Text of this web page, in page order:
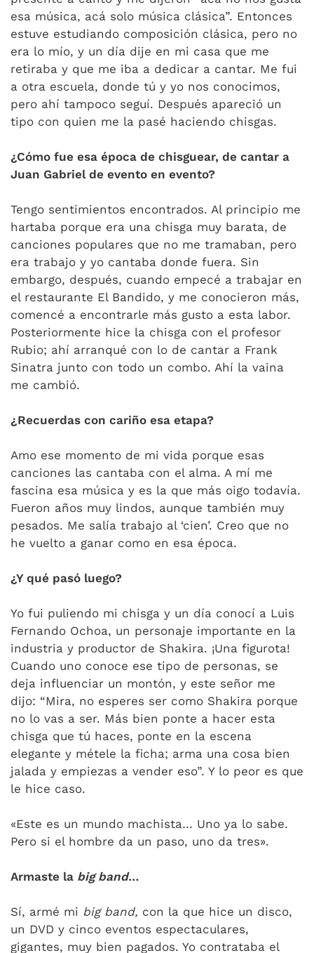
esa música, acá solo música clásica”. Entonces
estuve estudiando composición clásica, pero no
era lo mío, y un día dije en mi casa que me
retiraba y que me iba a dedicar a cantar. Me fui
a otra escuela, donde tú y yo nos conocimos,
pero ahí tampoco seguí. Después apareció un
tipo con quien me la pasé haciendo chisgas.
¿Cómo fue esa época de chisguear, de cantar a
Juan Gabriel de evento en evento?
Tengo sentimientos encontrados. Al principio me
hartaba porque era una chisga muy barata, de
canciones populares que no me tramaban, pero
era trabajo y yo cantaba donde fuera. Sin
embargo, después, cuando empecé a trabajar en
el restaurante El Bandido, y me conocieron más,
comencé a encontrarle más gusto a esta labor.
Posteriormente hice la chisga con el profesor
Rubio; ahí arranqué con lo de cantar a Frank
Sinatra junto con todo un combo. Ahí la vaina
me cambió.
¿Recuerdas con cariño esa etapa?
Amo ese momento de mi vida porque esas
canciones las cantaba con el alma. A mí me
fascina esa música y es la que más oigo todavía.
Fueron años muy lindos, aunque también muy
pesados. Me salía trabajo al ‘cien’. Creo que no
he vuelto a ganar como en esa época.
¿Y qué pasó luego?
Yo fui puliendo mi chisga y un día conocí a Luis
Fernando Ochoa, un personaje importante en la
industria y productor de Shakira. ¡Una figurota!
Cuando uno conoce ese tipo de personas, se
deja influenciar un montón, y este señor me
dijo: “Mira, no esperes ser como Shakira porque
no lo vas a ser. Más bien ponte a hacer esta
chisga que tú haces, ponte en la escena
elegante y métele la ficha; arma una cosa bien
jalada y empiezas a vender eso”. Y lo peor es que
le hice caso.
«Este es un mundo machista… Uno ya lo sabe.
Pero si el hombre da un paso, uno da tres».
Armaste la big band…
Sí, armé mi big band, con la que hice un disco,
un DVD y cinco eventos espectaculares,
gigantes, muy bien pagados. Yo contrataba el